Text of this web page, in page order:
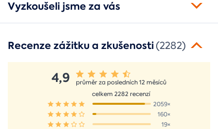
Vyzkoušeli jsme za vás
Recenze zážitku a zkušenosti(2282)
4,9
průměr za posledních 12 měsíců
celkem 2282 recenzí
2059×
160×
19×